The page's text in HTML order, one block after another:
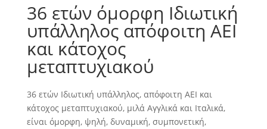
36 ετών όμορφη Ιδιωτική
υπάλληλος απόφοιτη ΑΕΙ
και κάτοχος
μεταπτυχιακού
36 ετών Ιδιωτική υπάλληλος, απόφοιτη ΑΕΙ και
κάτοχος μεταπτυχιακού, μιλά Αγγλικά και Ιταλικά,
είναι όμορφη, ψηλή, δυναμική, συμπονετική,